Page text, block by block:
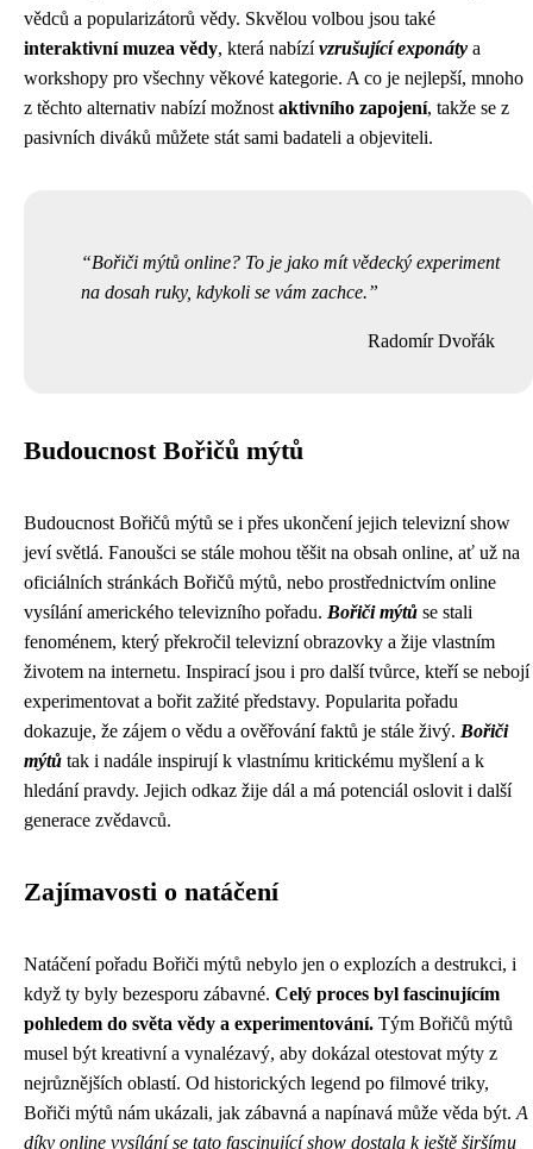
vědců a popularizátorů vědy. Skvělou volbou jsou také
interaktivní muzea vědy, která nabízívzrušující exponáty a
workshopy pro všechny věkové kategorie. A co je nejlepší, mnoho
z těchto alternativ nabízí možnost aktivního zapojení, takže se z
pasivních diváků můžete stát sami badateli a objeviteli.
Bořiči mýtů online? To je jako mít vědecký experiment
na dosah ruky, kdykoli se vám zachce.
Radomír Dvořák
Budoucnost Bořičů mýtů
Budoucnost Bořičů mýtů se i přes ukončení jejich televizní show
jeví světlá. Fanoušci se stále mohou těšit na obsah online, ať už na
oficiálních stránkách Bořičů mýtů, nebo prostřednictvím online
vysílání amerického televizního pořadu. Bořiči mýtů se stali
fenoménem, který překročil televizní obrazovky a žije vlastním
životem na internetu. Inspirací jsou i pro další tvůrce, kteří se nebojí
experimentovat a bořit zažité představy. Popularita pořadu
dokazuje, že zájem o vědu a ověřování faktů je stále živý. Bořiči
mýtů tak i nadále inspirují k vlastnímu kritickému myšlení a k
hledání pravdy. Jejich odkaz žije dál a má potenciál oslovit i další
generace zvědavců.
Zajímavosti o natáčení
Natáčení pořadu Bořiči mýtů nebylo jen o explozích a destrukci, i
když ty byly bezesporu zábavné. Celý proces byl fascinujícím
pohledem do světa vědy a experimentování. Tým Bořičů mýtů
musel být kreativní a vynalézavý, aby dokázal otestovat mýty z
nejrůznějších oblastí. Od historických legend po filmové triky,
Bořiči mýtů nám ukázali, jak zábavná a napínavá může věda být. A
díky online vysílání se tato fascinující show dostala k ještě širšímu